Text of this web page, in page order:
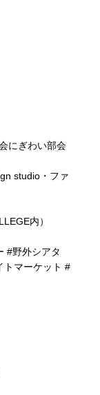
にぎわい部会
studio・ファ
内）
#野外シアタ
トマーケット #